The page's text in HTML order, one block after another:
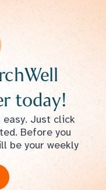
today!
Just click
Before you
be your weekly